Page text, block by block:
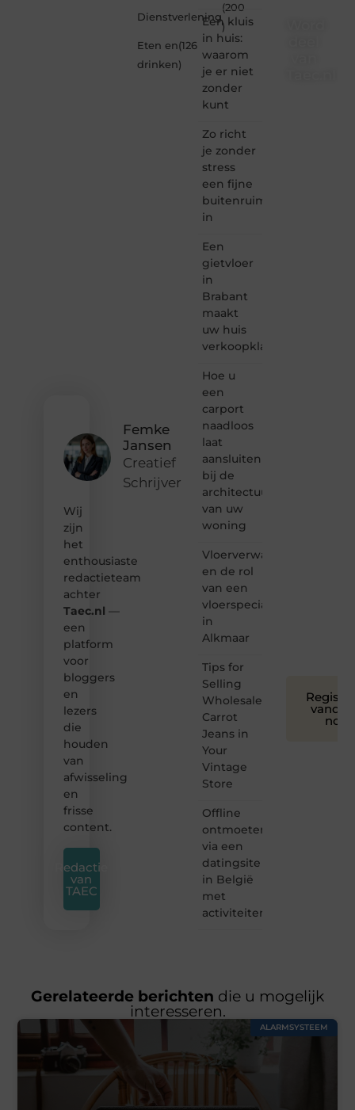
Femke
Jansen
Creatief
Schrijver
Wij
zijn
het
enthousiaste
redactieteam
achter
Taec.nl —
een
platform
voor
bloggers
en
lezers
die
houden
van
afwisseling
en
frisse
content.
Redactie
van
TAEC
Dienstverlening
(200
)
Eten en
drinken
(126
)
Een kluis
in huis:
waarom
je er niet
zonder
kunt
Zo richt
je zonder
stress
een fijne
buitenruimte
in
Een
gietvloer
in
Brabant
maakt
uw huis
verkoopklaar
Hoe u
een
carport
naadloos
laat
aansluiten
bij de
architectuur
van uw
woning
Vloerverwarming
en de rol
van een
vloerspecialist
in
Alkmaar
Tips for
Selling
Wholesale
Carrot
Jeans in
Your
Vintage
Store
Offline
ontmoeten
via een
datingsite
in België
met
activiteiten
nog
Gerelateerde berichten die u mogelijk
interesseren.
ALARMSYSTEEM